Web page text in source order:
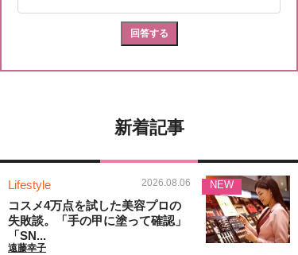
新着記事
Lifestyle 2026.08.06
コスメ4万点を試した美容プロの
失敗談。「手の甲に塗って確認」
「SN...
遠藤幸子
NEW